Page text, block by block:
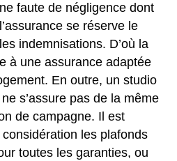
faute de négligence dont
se réserve le
indemnisations. D’où la
à une assurance adaptée
En outre, un studio
s’assure pas de la même
de campagne. Il est
les plafonds
toutes les garanties, ou